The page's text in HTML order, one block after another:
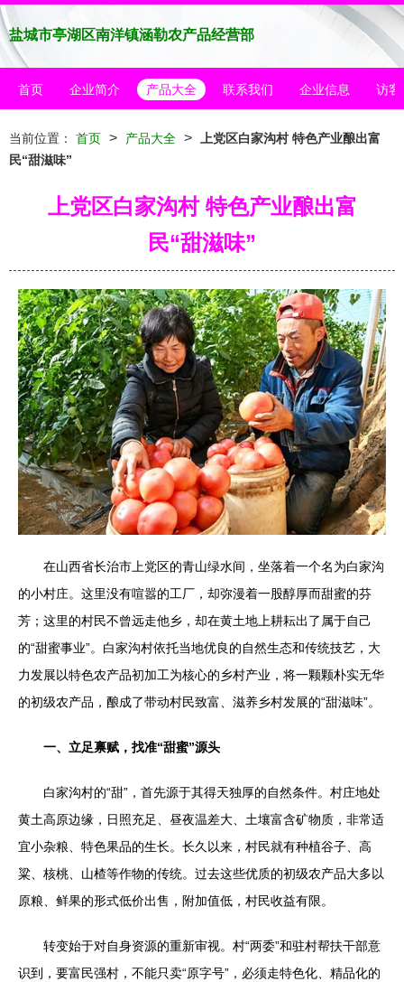
盐城市亭湖区南洋镇涵勒农产品经营部
首页 企业简介 产品大全 联系我们 企业信息 访客
当前位置： 首页 > 产品大全 >
上党区白家沟村 特色产业酿出富
民“甜滋味”
上党区白家沟村 特色产业酿出富
民“甜滋味”
在山西省长治市上党区的青山绿水间，坐落着一个名为白家沟
的小村庄。这里没有喧嚣的工厂，却弥漫着一股醇厚而甜蜜的芬
芳；这里的村民不曾远走他乡，却在黄土地上耕耘出了属于自己
的“甜蜜事业”。白家沟村依托当地优良的自然生态和传统技艺，大
力发展以特色农产品初加工为核心的乡村产业，将一颗颗朴实无华
的初级农产品，酿成了带动村民致富、滋养乡村发展的“甜滋味”。
一、立足禀赋，找准“甜蜜”源头
白家沟村的“甜”，首先源于其得天独厚的自然条件。村庄地处
黄土高原边缘，日照充足、昼夜温差大、土壤富含矿物质，非常适
宜小杂粮、特色果品的生长。长久以来，村民就有种植谷子、高
粱、核桃、山楂等作物的传统。过去这些优质的初级农产品大多以
原粮、鲜果的形式低价出售，附加值低，村民收益有限。
转变始于对自身资源的重新审视。村“两委”和驻村帮扶干部意
识到，要富民强村，不能只卖“原字号”，必须走特色化、精品化的